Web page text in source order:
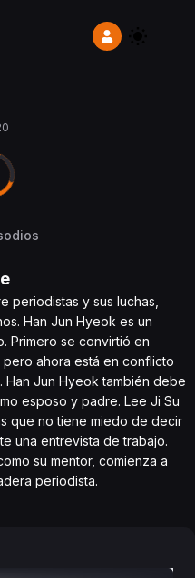
periodistas y sus luchas,
Han Jun Hyeok es un
Primero se convirtió en
ahora está en conflicto
Han Jun Hyeok también debe
esposo y padre. Lee Ji Su
que no tiene miedo de decir
una entrevista de trabajo.
su mentor, comienza a
periodista.